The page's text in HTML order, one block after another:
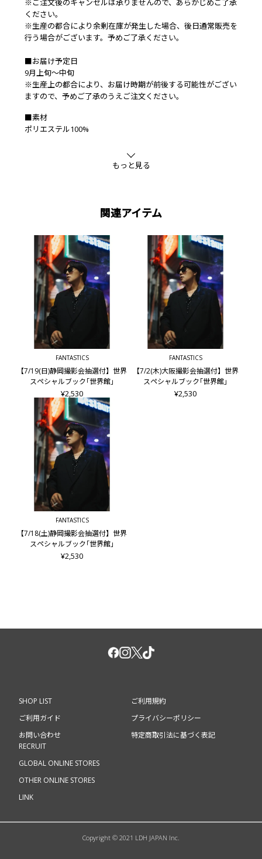
ください。
※生産の都合により余剰在庫が発生した場合、後日通常販売を
行う場合がございます。予めご了承ください。
■お届け予定日
9月上旬～中旬
※生産上の都合により、お届け時期が前後する可能性がござい
ますので、予めご了承のうえご注文ください。
■素材
ポリエステル100%
もっと見る
関連アイテム
FANTASTICS
【7/19(日)静岡撮影会抽選付】世界
スペシャルブック｢世界館｣
¥2,530
FANTASTICS
【7/2(木)大阪撮影会抽選付】世界
スペシャルブック｢世界館｣
¥2,530
FANTASTICS
【7/18(土)静岡撮影会抽選付】世界
スペシャルブック｢世界館｣
¥2,530
SHOP LIST
ご利用ガイド
お問い合わせ
ご利用規約
プライバシーポリシー
特定商取引法に基づく表記
RECRUIT
GLOBAL ONLINE STORES
OTHER ONLINE STORES
LINK
Copyright © 2021 LDH JAPAN Inc.